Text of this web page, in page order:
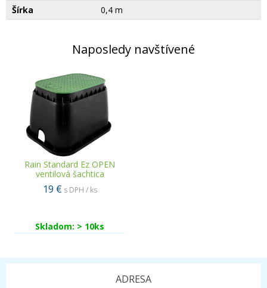
Šírka
0,4 m
Naposledy navštívené
Rain Standard Ez OPEN
ventilová šachtica
19 € s DPH / ks
Skladom: > 10ks
ADRESA